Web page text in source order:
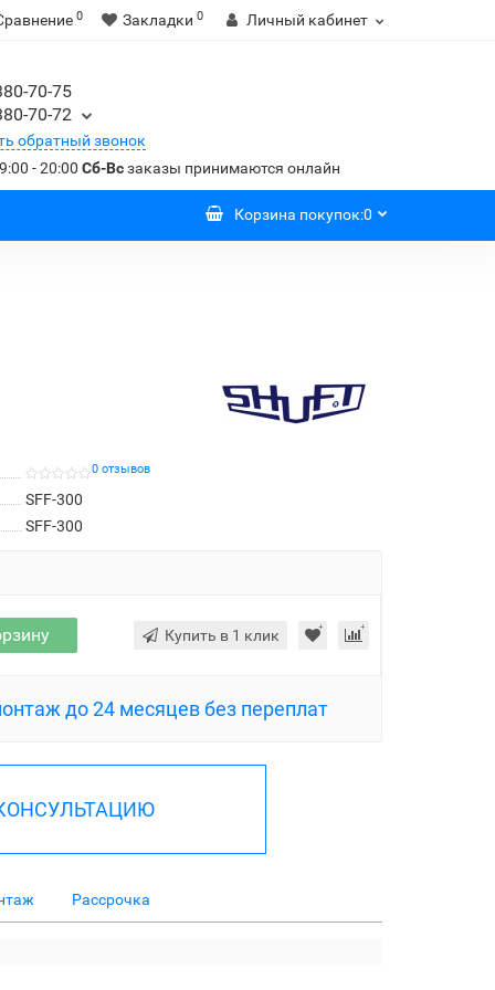
0 Закладки 0 Личный кабинет
70-75
70-72
обратный звонок
- 20:00 Сб-Всзаказы принимаются онлайн
Корзина покупок:0
0 отзывов
SFF-300
SFF-300
Купить в 1 клик
до 24 месяцев без переплат
Рассрочка